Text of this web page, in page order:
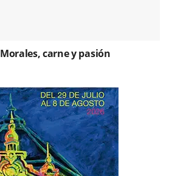
carne y pasión